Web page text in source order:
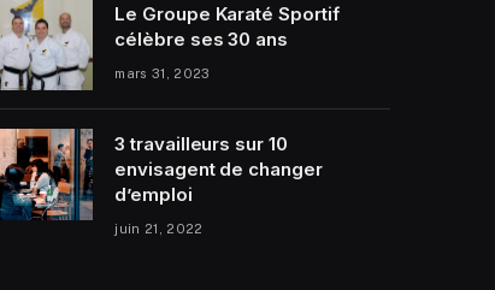
Le Groupe Karaté Sportif
célèbre ses 30 ans
mars 31, 2023
3 travailleurs sur 10
envisagent de changer
d’emploi
juin 21, 2022